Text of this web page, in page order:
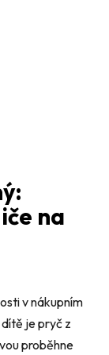
na
v nákupním
je pryč z
proběhne